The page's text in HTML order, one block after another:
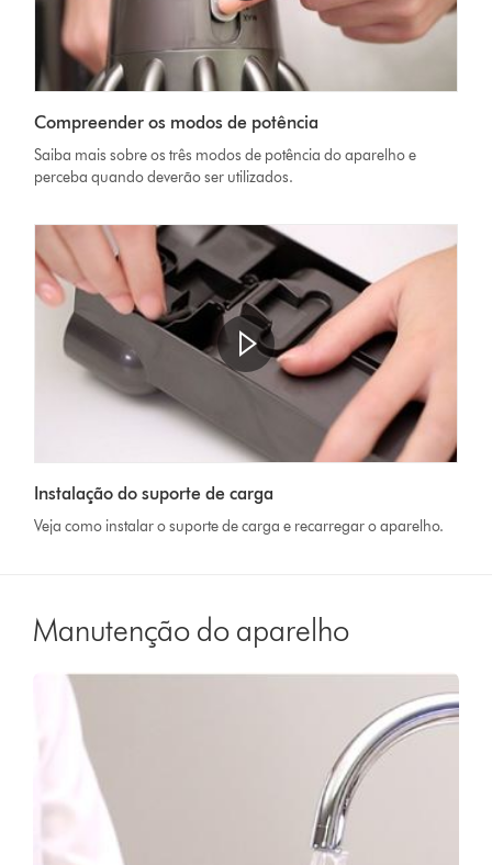
Transcript
Abrir
a
transcrição
do
vídeo
Compreender os modos de potência
Saiba mais sobre os três modos de potência do aparelho e
perceba quando deverão ser utilizados.
Transcript
a
transcrição
do
vídeo
Instalação do suporte de carga
Veja como instalar o suporte de carga e recarregar o aparelho.
Manutenção do aparelho